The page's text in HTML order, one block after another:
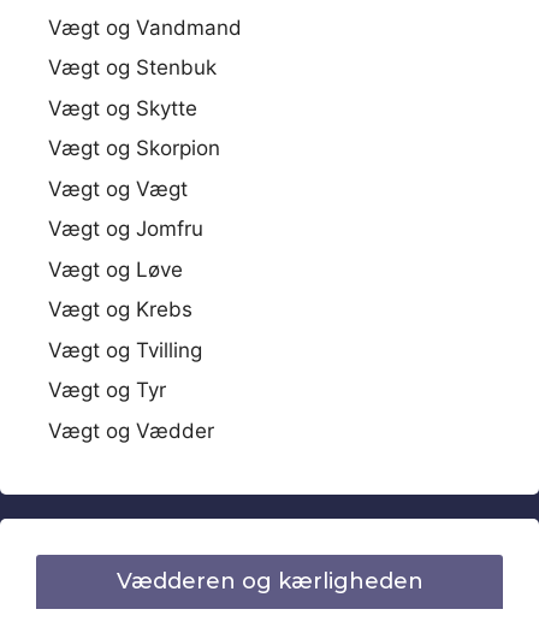
Vægt og Vandmand
Vægt og Stenbuk
Vægt og Skytte
Vægt og Skorpion
Vægt og Vægt
Vægt og Jomfru
Vægt og Løve
Vægt og Krebs
Vægt og Tvilling
Vægt og Tyr
Vægt og Vædder
Vædderen og kærligheden